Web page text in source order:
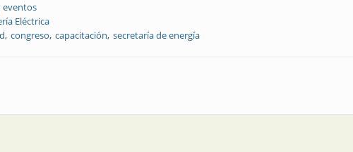
eventos
Eléctrica
congreso capacitación secretaría de energía
del Foro en Salta